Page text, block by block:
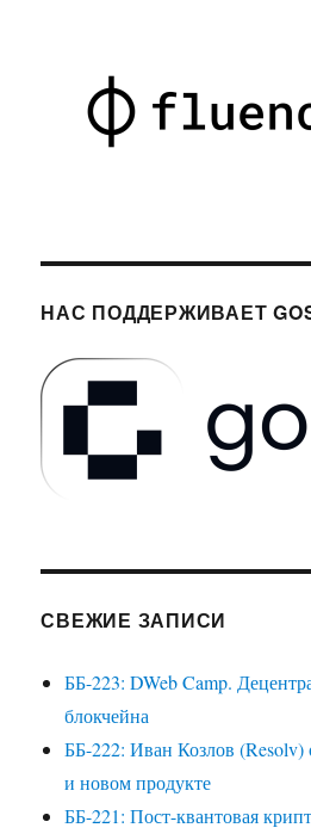
НАС ПОДДЕРЖИВАЕТ
СВЕЖИЕ ЗАПИСИ
ББ-223: DWeb Camp.
блокчейна
ББ-222: Иван Козлов (Resolv)
и новом продукте
ББ-221: Пост-квантовая